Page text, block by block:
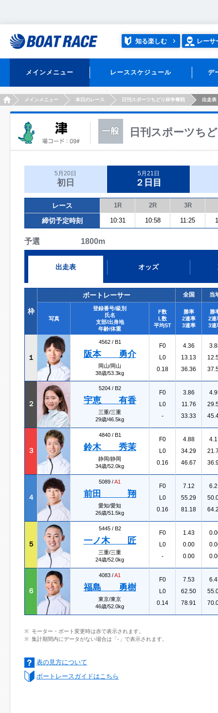
知る楽しむ レーサ
メインメニュー レーススケジュール デ
HOMEメインメニュー 本日のレース 日刊スポーツちどり杯争奪戦 出走表
日刊スポーツち
5月20日
初日
5月21日
２日目
レース 1R 2R 3R
締切予定時刻 10:31 10:58 11:25
予選 1800m
出走表 オッズ
枠
ボートレーサー 全国 当
写真
登録番号/級別
氏名
支部/出身地
年齢/体重
F数
L数
平均ST
勝率
2連率
3連率
勝
2連
3連
１
4562 / B1
阪本 勇介
岡山/岡山
38歳/53.3kg
F0
L0
0.18
4.36
13.13
36.36
２
5204 / B2
宇恵 有香
三重/三重
29歳/46.5kg
F0
L0
-
3.86
11.76
33.33
３
4840 / B1
鈴木 秀茉
静岡/静岡
34歳/52.0kg
F0
L0
0.16
4.88
34.29
46.67
４
5089 /A1
前田 翔
愛知/愛知
26歳/51.5kg
F0
L0
0.16
7.12
55.29
81.18
５
5445 / B2
一ノ木 匠
三重/三重
24歳/52.0kg
F0
L0
-
1.43
0.00
0.00
６
4083 /A1
福島 勇樹
東京/東京
46歳/52.0kg
F0
L0
0.14
7.53
62.50
78.91
モーター・ボート変更時は赤で表示されます。
集計期間内にデータがない場合は「-」で表示されます。
表の見方について
ボートレースガイドはこちら